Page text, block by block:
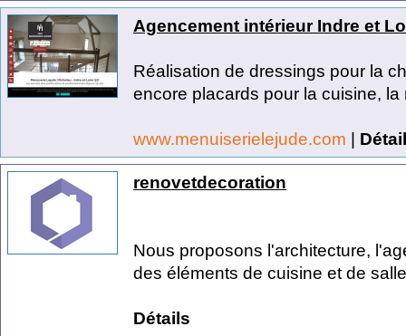
Agencement intérieur Indre et
Réalisation de dressings pour la
encore placards pour la cuisine, la
www.menuiserielejude.com |
renovetdecoration
Nous proposons l'architecture,
des éléments de cuisine et de
Détails